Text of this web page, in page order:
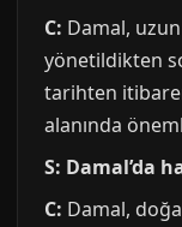
C: Damal,
yönetildikten
tarihten
alanında
S: Damal’da
C: Damal,